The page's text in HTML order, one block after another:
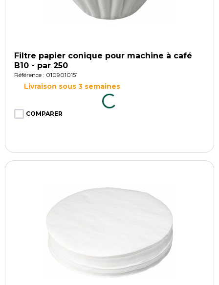
Filtre papier conique pour machine à café
B10 - par 250
Référence : 0109010151
Livraison sous 3 semaines
COMPARER